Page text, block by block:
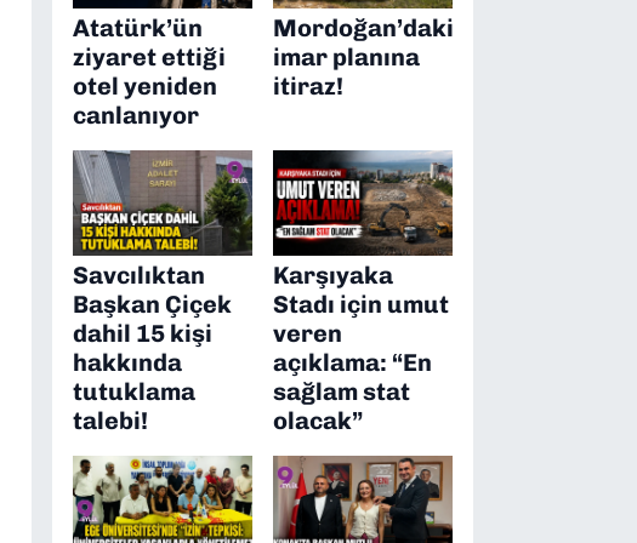
Atatürk’ün
ziyaret ettiği
otel yeniden
canlanıyor
Mordoğan’daki
imar planına
itiraz!
Savcılıktan
Başkan Çiçek
dahil 15 kişi
hakkında
tutuklama
talebi!
Karşıyaka
Stadı için umut
veren
açıklama: “En
sağlam stat
olacak”